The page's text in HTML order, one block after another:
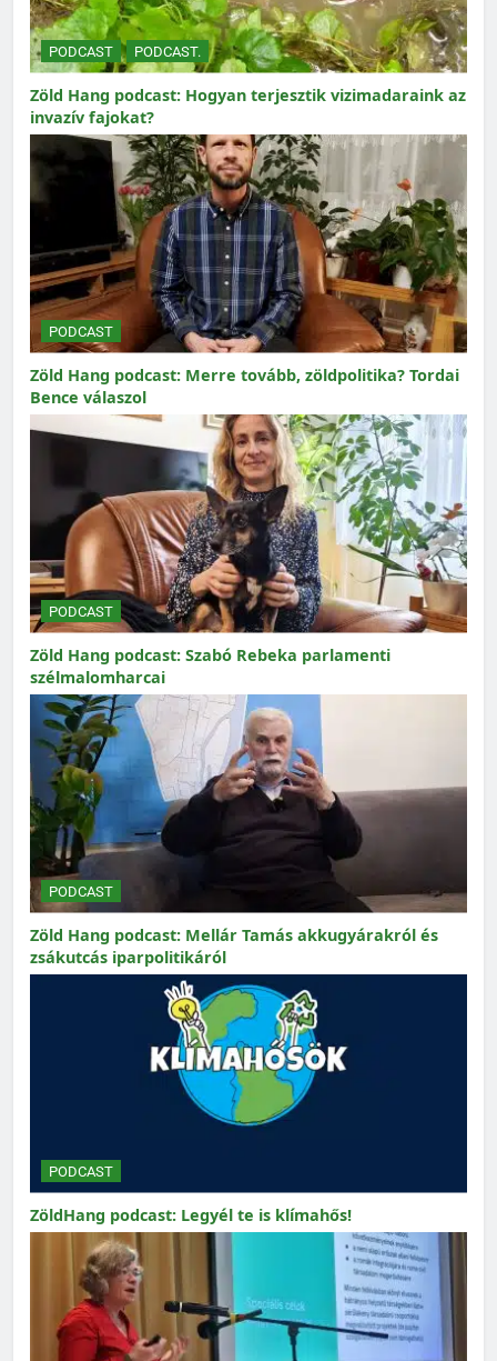
PODCAST PODCAST.
Zöld Hang podcast: Hogyan terjesztik vizimadaraink az
invazív fajokat?
PODCAST
Zöld Hang podcast: Merre tovább, zöldpolitika? Tordai
Bence válaszol
PODCAST
Zöld Hang podcast: Szabó Rebeka parlamenti
szélmalomharcai
PODCAST
Zöld Hang podcast: Mellár Tamás akkugyárakról és
zsákutcás iparpolitikáról
PODCAST
ZöldHang podcast: Legyél te is klímahős!